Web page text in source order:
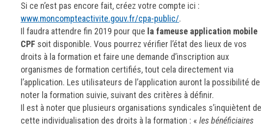
Si ce n’est pas encore fait, créez votre compte ici :
www.moncompteactivite.gouv.fr/cpa-public/.
Il faudra attendre fin 2019 pour que la fameuse application mobile
CPF soit disponible. Vous pourrez vérifier l’état des lieux de vos
droits à la formation et faire une demande d’inscription aux
organismes de formation certifiés, tout cela directement via
l’application. Les utilisateurs de l’application auront la possibilité de
noter la formation suivie, suivant des critères à définir.
Il est à noter que plusieurs organisations syndicales s’inquiètent de
cette individualisation des droits à la formation : « les bénéficiaires